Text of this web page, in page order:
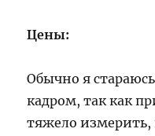
Цены:
Обычно я
кадром, так как
тяжело измерить,